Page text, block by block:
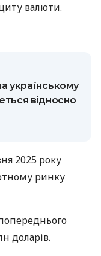
валюти.
українському
відносно
2025 року
ринку
доларів.